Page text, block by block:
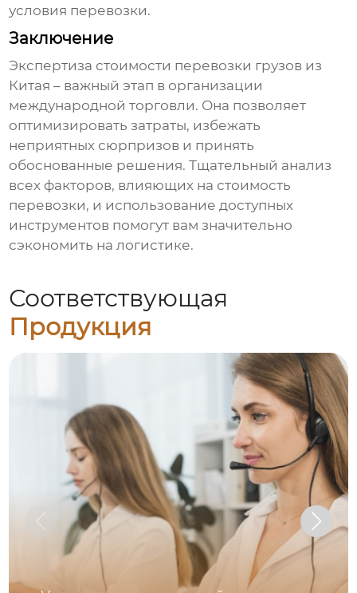
условия перевозки.
Заключение
Экспертиза стоимости перевозки грузов из
Китая – важный этап в организации
международной торговли. Она позволяет
оптимизировать затраты, избежать
неприятных сюрпризов и принять
обоснованные решения. Тщательный анализ
всех факторов, влияющих на стоимость
перевозки, и использование доступных
инструментов помогут вам значительно
сэкономить на логистике.
Соответствующая
Продукция